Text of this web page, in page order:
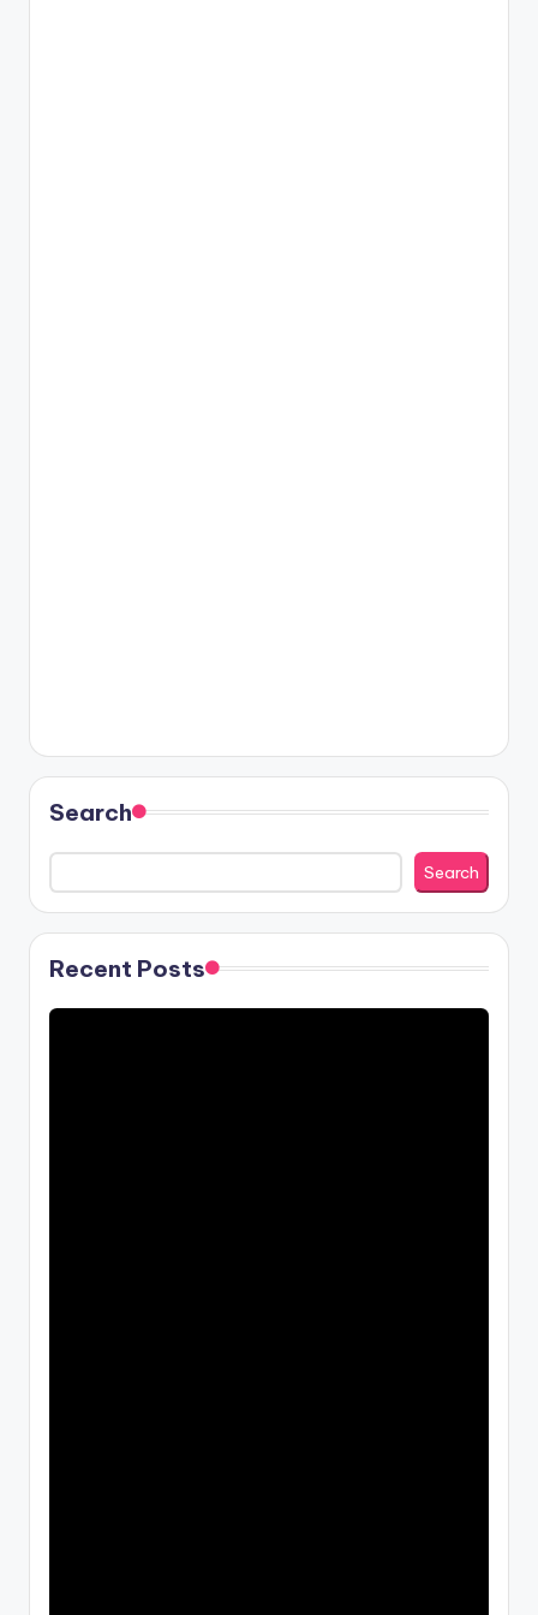
Search
Search
Recent Posts